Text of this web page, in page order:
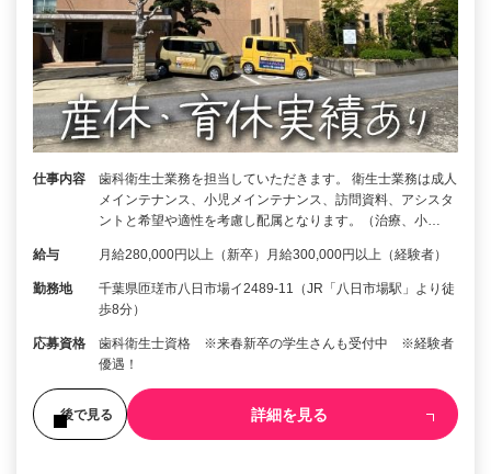
仕事内容
歯科衛生士業務を担当していただきます。 衛生士業務は成人
メインテナンス、小児メインテナンス、訪問資料、アシスタ
ントと希望や適性を考慮し配属となります。（治療、小…
給与 月給280,000円以上（新卒）月給300,000円以上（経験者）
勤務地
千葉県匝瑳市八日市場イ2489-11（JR「八日市場駅」より徒
歩8分）
応募資格
歯科衛生士資格 ※来春新卒の学生さんも受付中 ※経験者
優遇！
後で見る 詳細を見る